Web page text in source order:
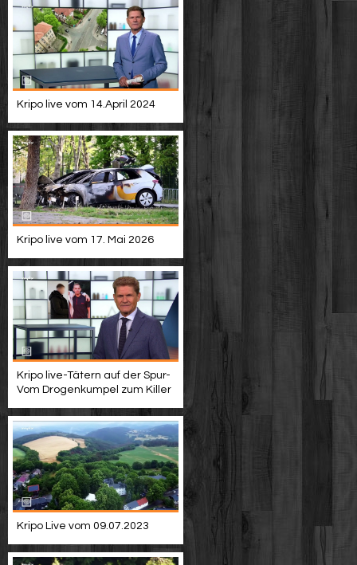
Kripo live vom 14.April 2024
Kripo live vom 17. Mai 2026
Kripo live-Tätern auf der Spur-
Vom Drogenkumpel zum Killer
Kripo Live vom 09.07.2023